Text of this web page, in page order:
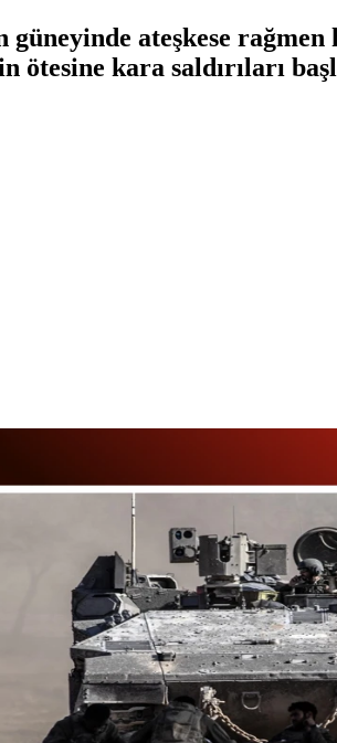
ateşkese
ötesine kara saldırıları